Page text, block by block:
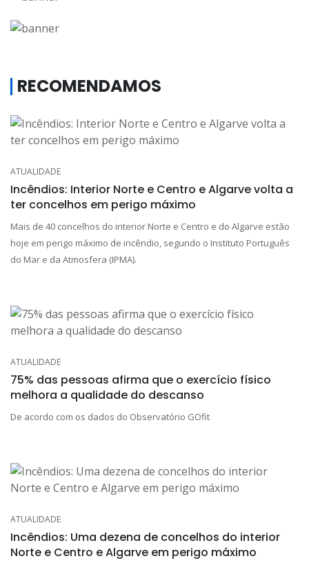
RECOMENDAMOS
ATUALIDADE
Incêndios: Interior Norte e Centro e Algarve volta a
ter concelhos em perigo máximo
Mais de 40 concelhos do interior Norte e Centro e do Algarve estão
hoje em perigo máximo de incêndio, segundo o Instituto Português
do Mar e da Atmosfera (IPMA).
ATUALIDADE
75% das pessoas afirma que o exercício físico
melhora a qualidade do descanso
De acordo com os dados do Observatório GOfit
ATUALIDADE
Incêndios: Uma dezena de concelhos do interior
Norte e Centro e Algarve em perigo máximo